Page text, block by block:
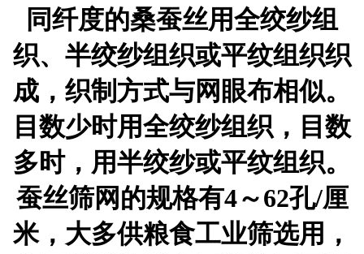
同纤度的桑蚕丝用全绞纱组
织、半绞纱组织或平纹组织织
成，织制方式与网眼布相似。
目数少时用全绞纱组织，目数
多时，用半绞纱或平纹组织。
蚕丝筛网的规格有4～62孔/厘
米，大多供粮食工业筛选用，